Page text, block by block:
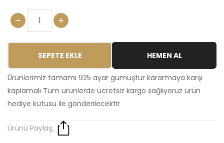
SEPETE EKLE HEMEN AL
Ürünlerimiz tamamı 925 ayar gümüştür kararmaya karşı
kaplamalı Tüm ürünlerde ücretsiz kargo sağlıyoruz ürün
hediye kutusu ile gönderilecektir
Ürünü Paylaş: